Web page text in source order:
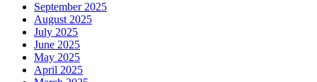
September 2025
August 2025
July 2025
June 2025
May 2025
April 2025